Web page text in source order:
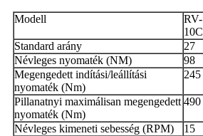
Modell
RV-
10C
Standard arány 27
Névleges nyomaték (NM)
98
Megengedett indítási/leállítási
nyomaték (Nm)
245
Pillanatnyi maximálisan megengedett
nyomaték (Nm)
490
Névleges kimeneti sebesség (RPM) 15